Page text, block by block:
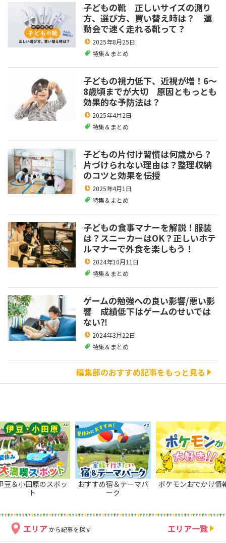
子どもの靴 正しいサイズの測り
方、選び方、買い替え時は？ 運
動会で速く走れる靴って？
2025年8月25日
特集＆まとめ
子どもの視力低下、近視が増！6～
8歳頃までが大切 原因ともっとも
効果的な予防法は？
2025年4月2日
特集＆まとめ
子どもの片付け習慣は何歳から？
片づけられない理由は？整理収納
のコツと効果を伝授
2025年4月1日
特集＆まとめ
子どもの食事マナーを解説！服装
は？スニーカーはOK？正しいホテ
ルマナーで外食を楽しもう！
2024年10月11日
特集＆まとめ
ゲームの勉強への良い影響/悪い影
響 成績低下はゲームのせいでは
ない⁈
2024年3月22日
特集＆まとめ
編集部のおすすめ記事をもっと見る
豆＆小田原のスポッ
ト
おすすめ宿＆テーマパ
ーク
ポケモンおでかけ情
エリア から記事を探す エリア一覧